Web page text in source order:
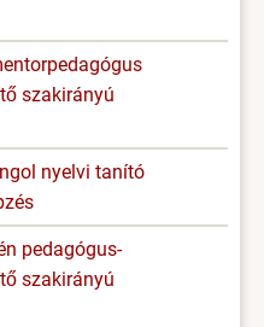
szakirányú
nyelvi tanító
pedagógus-
szakirányú